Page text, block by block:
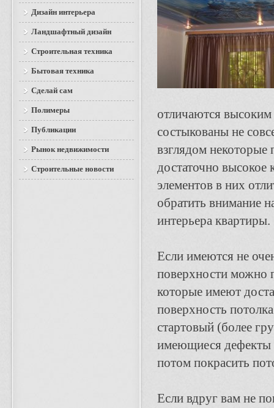
отличаются
состыкованы не
взглядом
достаточно высокое
элементов в них
обратить внимание
интерьера квартиры.
Если имеются не
поверхности можно
которые имеют
поверхность
стартовый (более
имеющиеся дефекты
потом покрасить
Если вдруг вам не
Дизайн интерьера
Ландшафтный дизайн
Строительная техника
Бытовая техника
Сделай сам
Полимеры
Публикации
Рынок недвижимости
Строительные новости